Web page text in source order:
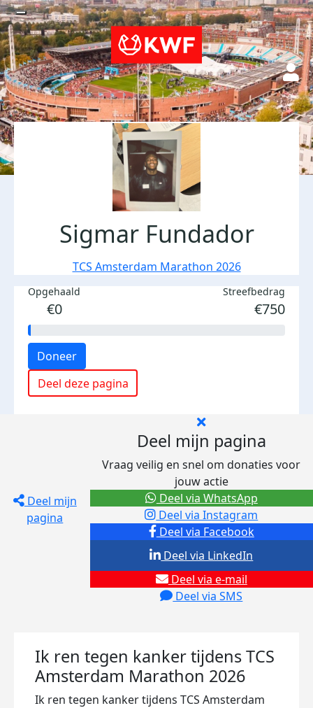
Sigmar Fundador
TCS Amsterdam Marathon 2026
Opgehaald
€0
Streefbedrag
€750
Doneer
Deel deze pagina
Deel mijn
pagina
Deel mijn pagina
Vraag veilig en snel om donaties voor
jouw actie
Deel via Facebook
Deel via Instagram
Deel via e-mail
Deel via SMS
Deel via LinkedIn
Deel via WhatsApp
Ik ren tegen kanker tijdens TCS
Amsterdam Marathon 2026
Ik ren tegen kanker tijdens TCS Amsterdam